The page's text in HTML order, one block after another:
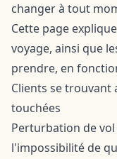
changer à tout
Cette page
voyage, ainsi que
prendre, en
Clients se trouvant
touchées
Perturbation de
l'impossibilité de